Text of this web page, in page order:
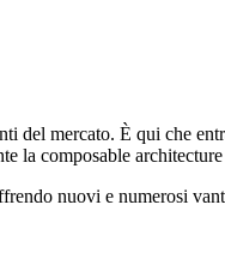
del mercato. È qui che
la composable
nuovi e numerosi